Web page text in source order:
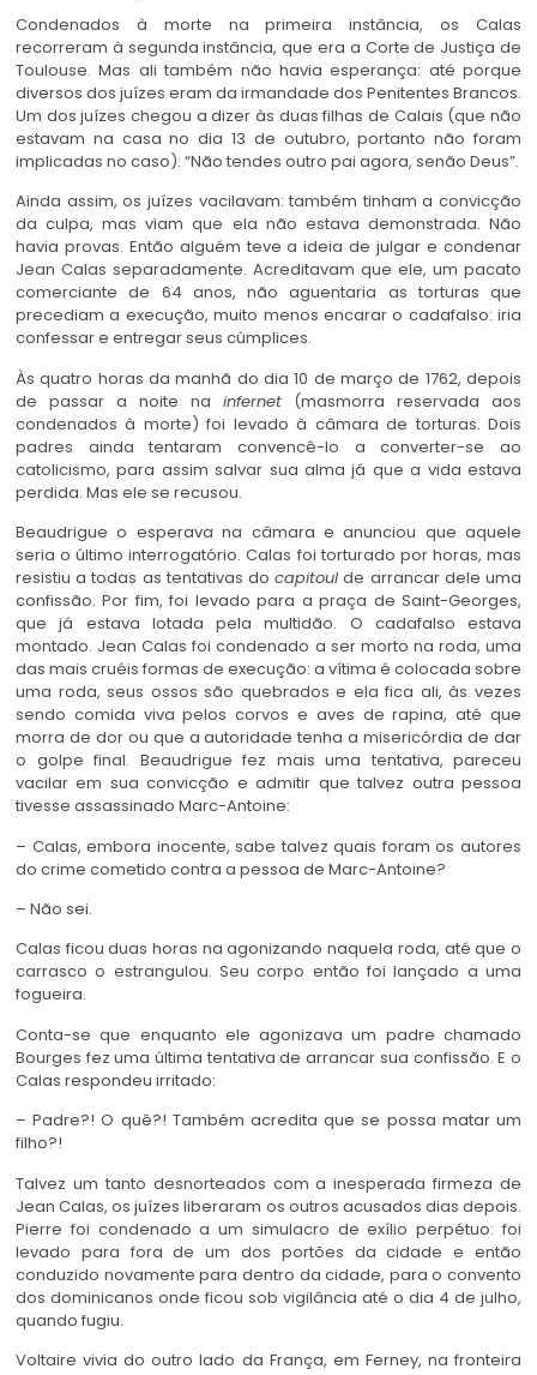
Condenados à morte na primeira instância, os Calas
recorreram à segunda instância, que era a Corte de Justiça de
Toulouse. Mas ali também não havia esperança: até porque
diversos dos juízes eram da irmandade dos Penitentes Brancos.
Um dos juízes chegou a dizer às duas filhas de Calais (que não
estavam na casa no dia 13 de outubro, portanto não foram
implicadas no caso): “Não tendes outro pai agora, senão Deus”.
Ainda assim, os juízes vacilavam: também tinham a convicção
da culpa, mas viam que ela não estava demonstrada. Não
havia provas. Então alguém teve a ideia de julgar e condenar
Jean Calas separadamente. Acreditavam que ele, um pacato
comerciante de 64 anos, não aguentaria as torturas que
precediam a execução, muito menos encarar o cadafalso: iria
confessar e entregar seus cúmplices.
Às quatro horas da manhã do dia 10 de março de 1762, depois
de passar a noite na infernet (masmorra reservada aos
condenados à morte) foi levado à câmara de torturas. Dois
padres ainda tentaram convencê-lo a converter-se ao
catolicismo, para assim salvar sua alma já que a vida estava
perdida. Mas ele se recusou.
Beaudrigue o esperava na câmara e anunciou que aquele
seria o último interrogatório. Calas foi torturado por horas, mas
resistiu a todas as tentativas docapitoul de arrancar dele uma
confissão. Por fim, foi levado para a praça de Saint-Georges,
que já estava lotada pela multidão. O cadafalso estava
montado. Jean Calas foi condenado a ser morto na roda, uma
das mais cruéis formas de execução: a vítima é colocada sobre
uma roda, seus ossos são quebrados e ela fica ali, às vezes
sendo comida viva pelos corvos e aves de rapina, até que
morra de dor ou que a autoridade tenha a misericórdia de dar
o golpe final. Beaudrigue fez mais uma tentativa, pareceu
vacilar em sua convicção e admitir que talvez outra pessoa
tivesse assassinado Marc-Antoine:
– Calas, embora inocente, sabe talvez quais foram os autores
do crime cometido contra a pessoa de Marc-Antoine?
– Não sei.
Calas ficou duas horas na agonizando naquela roda, até que o
carrasco o estrangulou. Seu corpo então foi lançado a uma
fogueira.
Conta-se que enquanto ele agonizava um padre chamado
Bourges fez uma última tentativa de arrancar sua confissão. E o
Calas respondeu irritado:
– Padre?! O quê?! Também acredita que se possa matar um
filho?!
Talvez um tanto desnorteados com a inesperada firmeza de
Jean Calas, os juízes liberaram os outros acusados dias depois.
Pierre foi condenado a um simulacro de exílio perpétuo: foi
levado para fora de um dos portões da cidade e então
conduzido novamente para dentro da cidade, para o convento
dos dominicanos onde ficou sob vigilância até o dia 4 de julho,
quando fugiu.
Voltaire vivia do outro lado da França, em Ferney, na fronteira